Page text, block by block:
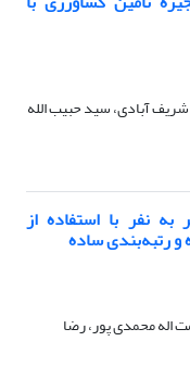
آبادی، سید حبیب الله
نفر با استفاده از
رتبه‌بندی ساده
اله محمدی پور، رضا